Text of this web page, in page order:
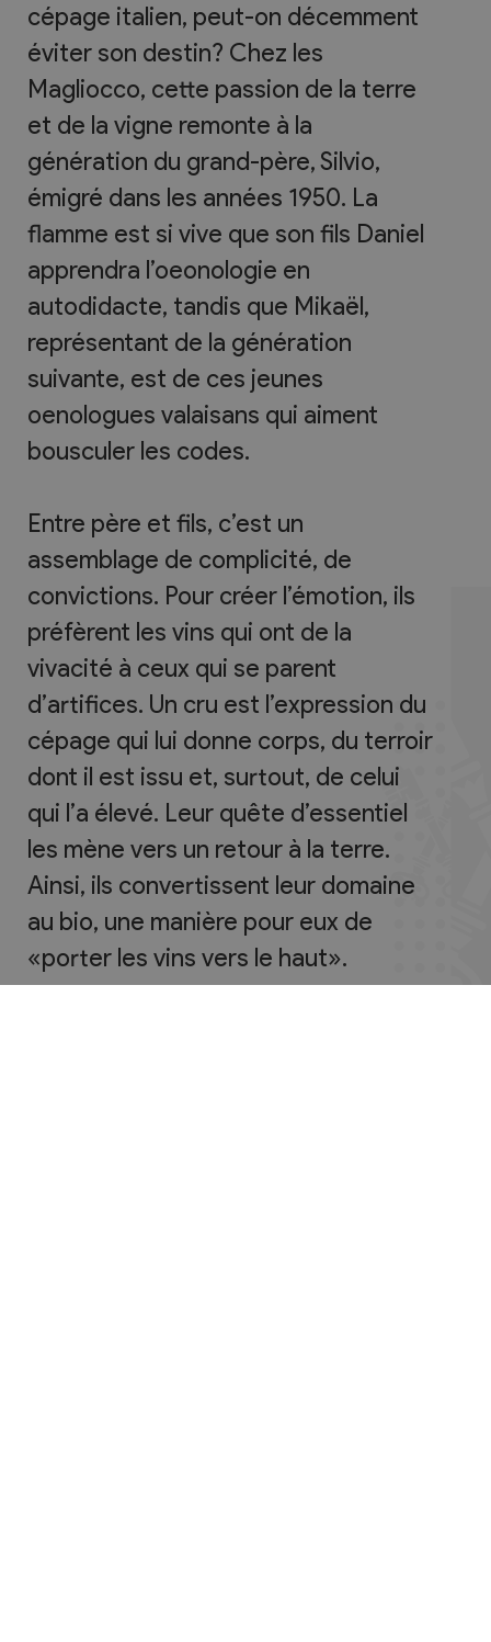
cépage italien, peut-on décemment
éviter son destin? Chez les
Magliocco, cette passion de la terre
et de la vigne remonte à la
génération du grand-père, Silvio,
émigré dans les années 1950. La
flamme est si vive que son fils Daniel
apprendra l’oeonologie en
autodidacte, tandis que Mikaël,
représentant de la génération
suivante, est de ces jeunes
oenologues valaisans qui aiment
bousculer les codes.
Entre père et fils, c’est un
assemblage de complicité, de
convictions. Pour créer l’émotion, ils
préfèrent les vins qui ont de la
vivacité à ceux qui se parent
d’artifices. Un cru est l’expression du
cépage qui lui donne corps, du terroir
dont il est issu et, surtout, de celui
qui l’a élevé. Leur quête d’essentiel
les mène vers un retour à la terre.
Ainsi, ils convertissent leur domaine
au bio, une manière pour eux de
«porter les vins vers le haut».